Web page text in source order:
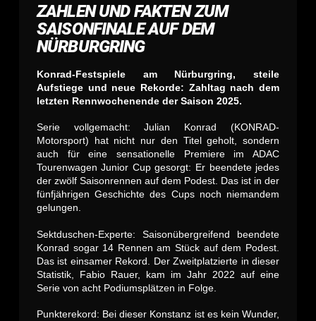
ZAHLEN UND FAKTEN ZUM
SAISONFINALE AUF DEM
NÜRBURGRING
Konrad-Festspiele am Nürburgring, steile
Aufstiege und neue Rekorde: Zahltag nach dem
letzten Rennwochenende der Saison 2025.
Serie vollgemacht: Julian Konrad (KONRAD-
Motorsport) hat nicht nur den Titel geholt, sondern
auch für eine sensationelle Premiere im ADAC
Tourenwagen Junior Cup gesorgt: Er beendete jedes
der zwölf Saisonrennen auf dem Podest. Das ist in der
fünfjährigen Geschichte des Cups noch niemandem
gelungen.
Sektduschen-Experte: Saisonübergreifend beendete
Konrad sogar 14 Rennen am Stück auf dem Podest.
Das ist einsamer Rekord. Der Zweitplatzierte in dieser
Statistik, Fabio Rauer, kam im Jahr 2022 auf eine
Serie von acht Podiumsplätzen in Folge.
Punkterekord: Bei dieser Konstanz ist es kein Wunder,